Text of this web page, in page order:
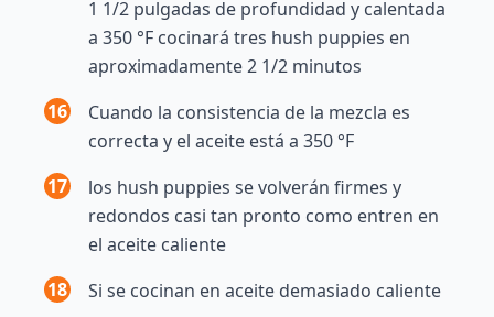
1 1/2 pulgadas de profundidad y calentada
a 350 °F cocinará tres hush puppies en
aproximadamente 2 1/2 minutos
16
Cuando la consistencia de la mezcla es
correcta y el aceite está a 350 °F
17
los hush puppies se volverán firmes y
redondos casi tan pronto como entren en
el aceite caliente
18
Si se cocinan en aceite demasiado caliente